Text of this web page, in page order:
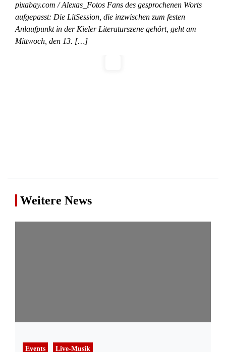
pixabay.com / Alexas_Fotos Fans des gesprochenen Worts
aufgepasst: Die LitSession, die inzwischen zum festen
Anlaufpunkt in der Kieler Literaturszene gehört, geht am
Mittwoch, den 13. […]
Weitere News
Events Live-Musik